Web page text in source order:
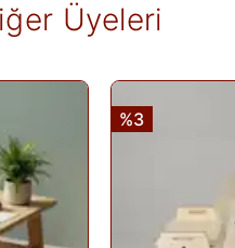
edilmez. Ayıplı ürünler,
belgelenmediği sürece iade
bu bilgiler ürün
uygun olduğu takdirde 10
sürecini başlatmak için lütfen
Siparişlerim
Üyeleri
%3